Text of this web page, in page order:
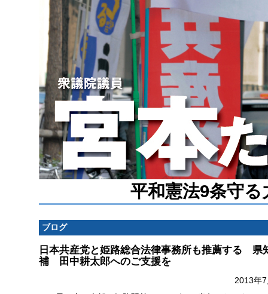
平和憲法9条守
ブログ
日本共産党と姫路総合法律事務所も推薦する 県
補 田中耕太郎へのご支援を
2013年